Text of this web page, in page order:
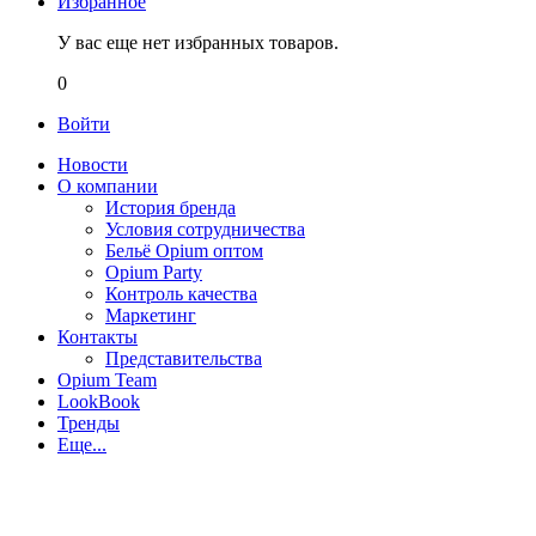
У вас еще нет избранных товаров.
0
Войти
Новости
О компании
История бренда
Условия сотрудничества
Бельё Opium оптом
Opium Party
Контроль качества
Маркетинг
Контакты
Представительства
Opium Team
LookBook
Тренды
Еще...